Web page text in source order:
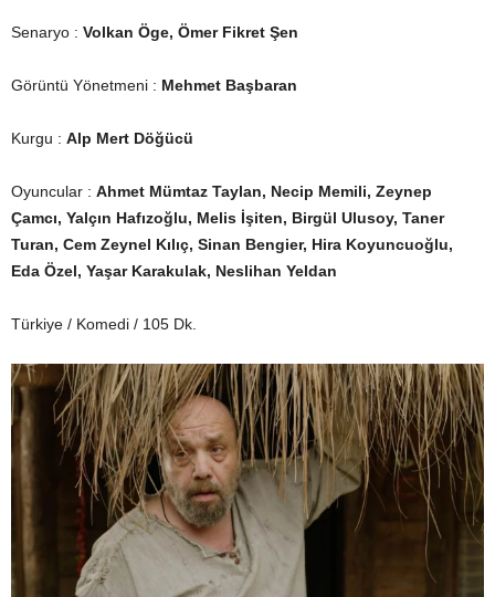
Senaryo : Volkan Öge, Ömer Fikret Şen
Görüntü Yönetmeni : Mehmet Başbaran
Kurgu : Alp Mert Döğücü
Oyuncular : Ahmet Mümtaz Taylan, Necip Memili, Zeynep
Çamcı, Yalçın Hafızoğlu, Melis İşiten, Birgül Ulusoy, Taner
Turan, Cem Zeynel Kılıç, Sinan Bengier, Hira Koyuncuoğlu,
Eda Özel, Yaşar Karakulak, Neslihan Yeldan
Türkiye / Komedi / 105 Dk.